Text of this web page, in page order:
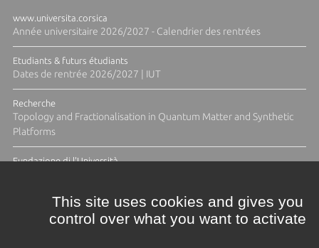
www.universita.corsica
Année universitaire 2026/2027 - Calendrier des rentrées
Etudiants & futurs étudiants
Dates de rentrée 2026/2027 | IUT
Recherche
Topology and Fractionalisation in Quantum Matter and Synthetic
Platforms
Fundazione di l'Università
This site uses cookies and gives you
control over what you want to activate